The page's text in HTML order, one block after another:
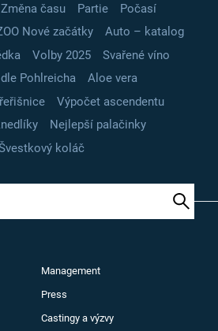
Změna času Partie
Počasí
Nové začátky
Auto – katalog
Volby 2025
Svařené víno
Pohlreicha
Aloe vera
Výpočet ascendentu
Nejlepší palačinky
koláč
Management
Press
Castingy a výzvy